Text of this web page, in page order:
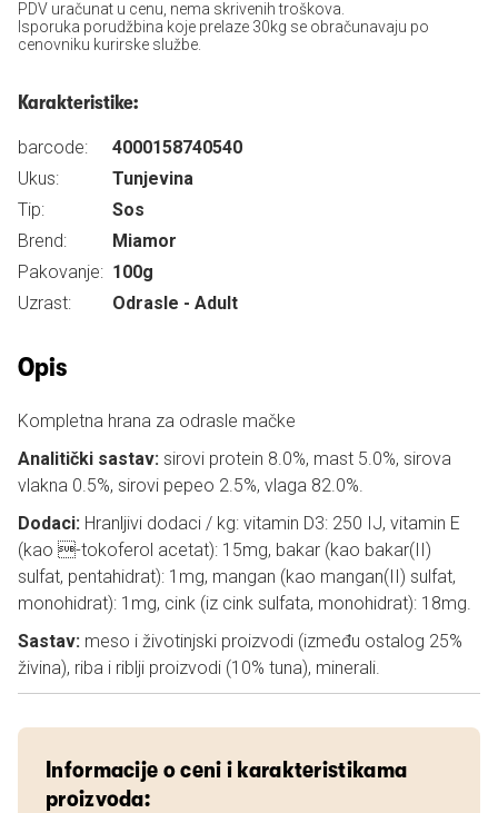
PDV uračunat u cenu, nema skrivenih troškova.
Isporuka porudžbina koje prelaze 30kg se obračunavaju po
cenovniku kurirske službe.
Karakteristike:
barcode:
4000158740540
Ukus:
Tunjevina
Tip:
Sos
Brend:
Miamor
Pakovanje: 100g
Uzrast:
Odrasle - Adult
Opis
Kompletna hrana za odrasle mačke
Analitički sastav: sirovi protein 8.0%, mast 5.0%, sirova
vlakna 0.5%, sirovi pepeo 2.5%, vlaga 82.0%.
Dodaci: Hranljivi dodaci / kg: vitamin D3: 250 IJ, vitamin E
(kao -tokoferol acetat): 15mg, bakar (kao bakar(II)
sulfat, pentahidrat): 1mg, mangan (kao mangan(II) sulfat,
monohidrat): 1mg, cink (iz cink sulfata, monohidrat): 18mg.
Sastav: meso i životinjski proizvodi (između ostalog 25%
živina), riba i riblji proizvodi (10% tuna), minerali.
Informacije o ceni i karakteristikama
proizvoda: